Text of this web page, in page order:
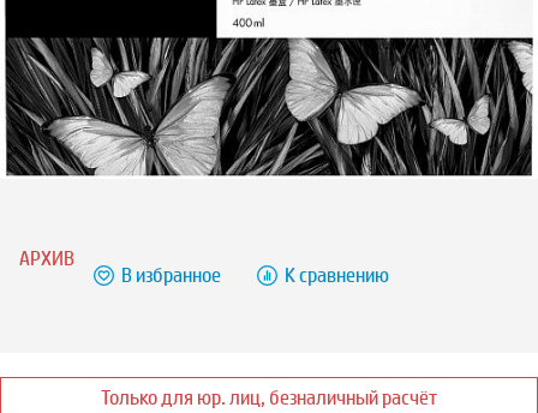
АРХИВ
В избранное К сравнению
Только для юр. лиц, безналичный расчёт